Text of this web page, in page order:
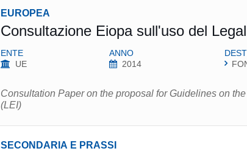
EUROPEA
Consultazione Eiopa sull'uso del
ENTE
UE
ANNO
2014
Consultation Paper on the proposal for Guidelines on
(LEI)
SECONDARIA E PRASSI